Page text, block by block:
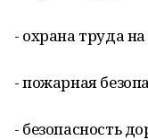
- охрана труда
- пожарная
- безопасность